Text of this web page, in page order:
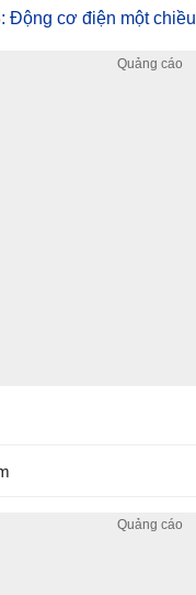
Động cơ điện một chiều